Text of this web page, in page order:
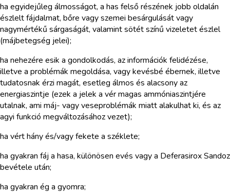
ha egyidejűleg álmosságot, a has felső részének jobb oldalán
észlelt fájdalmat, bőre vagy szemei besárgulását vagy
nagymértékű sárgaságát, valamint sötét színű vizeletet észlel
(májbetegség jelei);
ha nehezére esik a gondolkodás, az információk felidézése,
illetve a problémák megoldása, vagy kevésbé ébernek, illetve
tudatosnak érzi magát, esetleg álmos és alacsony az
energiaszintje (ezek a jelek a vér magas ammóniaszintjére
utalnak, ami máj- vagy veseproblémák miatt alakulhat ki, és az
agyi funkció megváltozásához vezet);
ha vért hány és/vagy fekete a széklete;
ha gyakran fáj a hasa, különösen evés vagy a Deferasirox Sandoz
bevétele után;
ha gyakran ég a gyomra;